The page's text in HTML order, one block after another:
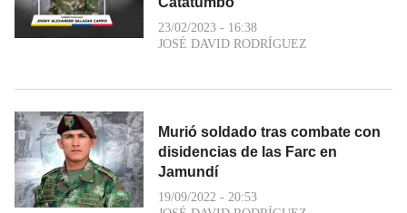
23/02/2023 - 16:38
JOSÉ DAVID RODRÍGUEZ
Murió soldado tras combate con
disidencias de las Farc en
Jamundí
19/09/2022 - 20:53